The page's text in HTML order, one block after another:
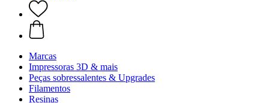
Marcas
Impressoras 3D & mais
Peças sobressalentes & Upgrades
Filamentos
Resinas